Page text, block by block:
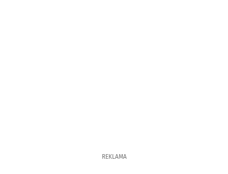
REKLAMA